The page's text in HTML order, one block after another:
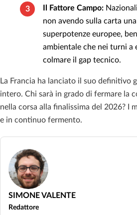
Il Fattore Campo:
non avendo sulla carta
superpotenze europee,
ambientale che nei turni a
colmare il gap tecnico.
La Francia ha lanciato il suo definitivo
intero. Chi sarà in grado di fermare la
nella corsa alla finalissima del 2026? I
e in continuo fermento.
SIMONE VALENTE
Redattore